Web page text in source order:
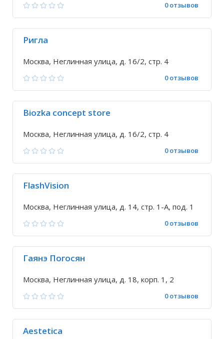
0 отзывов
Ригла
Москва, Неглинная улица, д. 16/2, стр. 4
0 отзывов
Biozka concept store
Москва, Неглинная улица, д. 16/2, стр. 4
0 отзывов
FlashVision
Москва, Неглинная улица, д. 14, стр. 1-А, под. 1
0 отзывов
Гаянэ Погосян
Москва, Неглинная улица, д. 18, корп. 1, 2
0 отзывов
Aestetica